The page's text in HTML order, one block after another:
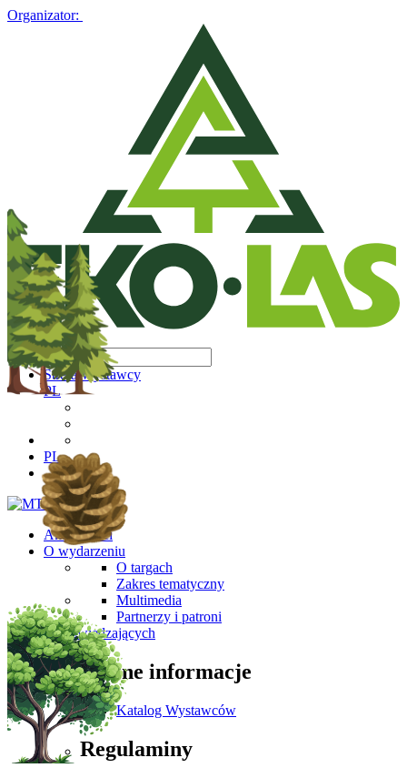
Organizator:
Strefa Wystawcy
PL
PL
Aktualności
O wydarzeniu
O targach
Zakres tematyczny
Multimedia
Partnerzy i patroni
Dla Zwiedzających
Ważne informacje
Katalog Wystawców
Regulaminy